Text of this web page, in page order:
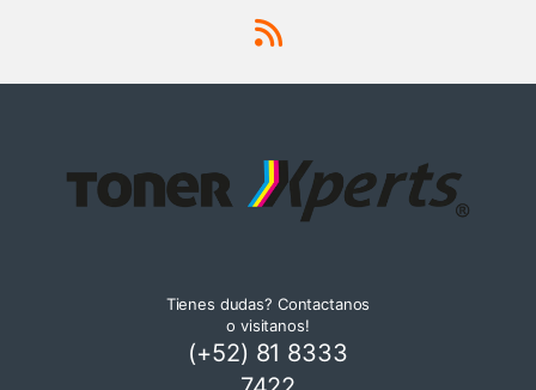
Tienes dudas? Contactanos
o visitanos!
(+52) 81 8333